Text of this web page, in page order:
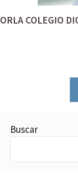
ORLA COLEGIO
Buscar